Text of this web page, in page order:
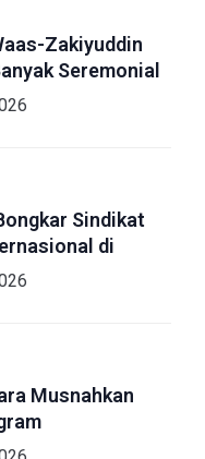
Zakiyuddin
Seremonial
Sindikat
di
Musnahkan